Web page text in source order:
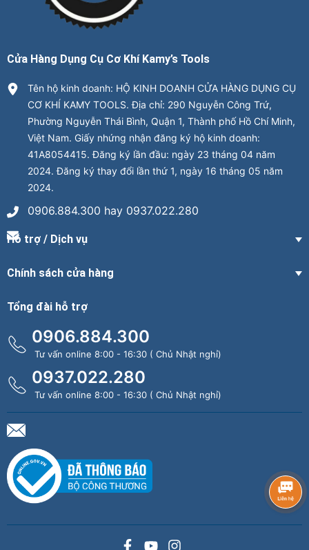
Cửa Hàng Dụng Cụ Cơ Khí Kamy’s Tools
Tên hộ kinh doanh: HỘ KINH DOANH CỬA HÀNG DỤNG CỤ
CƠ KHÍ KAMY TOOLS. Địa chỉ: 290 Nguyễn Công Trứ,
Phường Nguyễn Thái Bình, Quận 1, Thành phố Hồ Chí Minh,
Việt Nam. Giấy nhứng nhận đăng ký hộ kinh doanh:
41A8054415. Đăng ký lần đầu: ngày 23 tháng 04 năm
2024. Đăng ký thay đổi lần thứ 1, ngày 16 tháng 05 năm
2024.
0906.884.300 hay 0937.022.280
Hỗ trợ / Dịch vụ
Chính sách cửa hàng
Tổng đài hỗ trợ
0906.884.300
Tư vấn online 8:00 - 16:30 ( Chủ Nhật nghỉ)
0937.022.280
Tư vấn online 8:00 - 16:30 ( Chủ Nhật nghỉ)